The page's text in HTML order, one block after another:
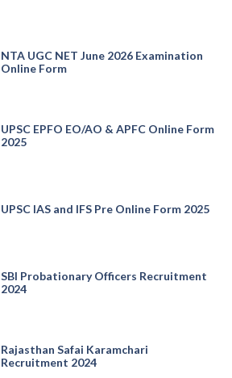
NTA UGC NET June 2026 Examination
Online Form
UPSC EPFO EO/AO & APFC Online Form
2025
UPSC IAS and IFS Pre Online Form 2025
SBI Probationary Officers Recruitment
2024
Rajasthan Safai Karamchari
Recruitment 2024